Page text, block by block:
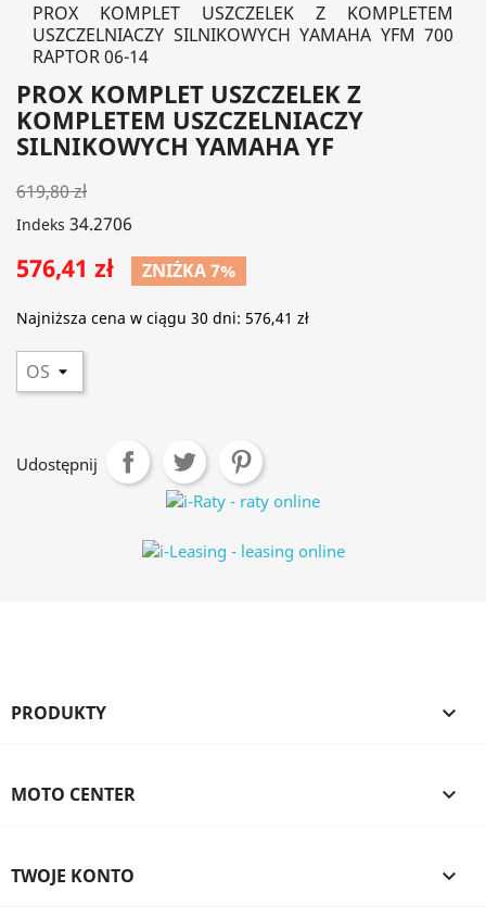
PROX KOMPLET USZCZELEK Z KOMPLETEM
USZCZELNIACZY SILNIKOWYCH YAMAHA YFM 700
RAPTOR 06-14
PROX KOMPLET USZCZELEK Z
KOMPLETEM USZCZELNIACZY
SILNIKOWYCH YAMAHA YF
619,80 zł
Indeks 34.2706
576,41 zł ZNIŻKA 7%
Najniższa cena w ciągu 30 dni: 576,41 zł
Udostępnij
PRODUKTY 
MOTO CENTER 
TWOJE KONTO 